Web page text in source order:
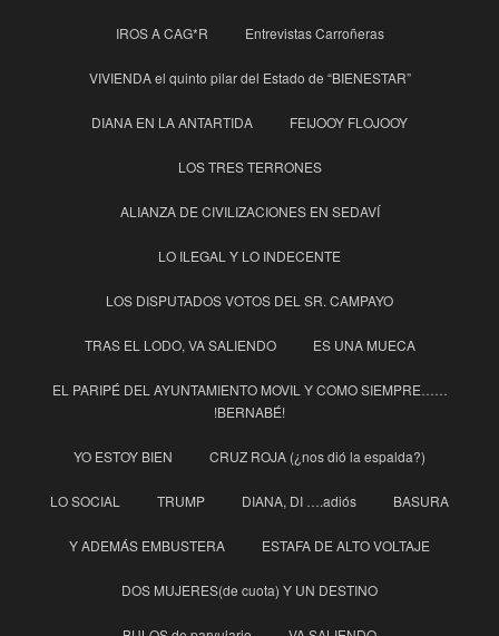
IROS A CAG*R Entrevistas Carroñeras
VIVIENDA el quinto pilar del Estado de “BIENESTAR”
DIANA EN LA ANTARTIDA FEIJOOY FLOJOOY
LOS TRES TERRONES
ALIANZA DE CIVILIZACIONES EN SEDAVÍ
LO ILEGAL Y LO INDECENTE
LOS DISPUTADOS VOTOS DEL SR. CAMPAYO
TRAS EL LODO, VA SALIENDO ES UNA MUECA
EL PARIPÉ DEL AYUNTAMIENTO MOVIL Y COMO SIEMPRE……
!BERNABÉ!
YO ESTOY BIEN CRUZ ROJA (¿nos dió la espalda?)
LO SOCIAL TRUMP DIANA, DI ….adiós BASURA
Y ADEMÁS EMBUSTERA ESTAFA DE ALTO VOLTAJE
DOS MUJERES(de cuota) Y UN DESTINO